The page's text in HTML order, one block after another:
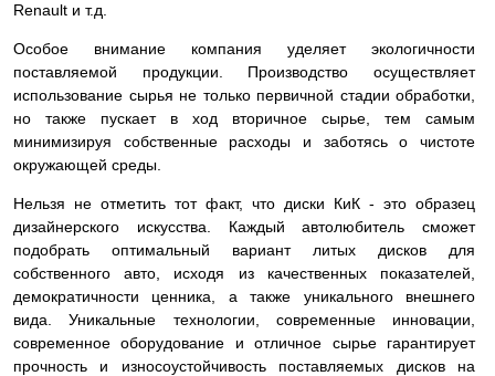
Renault и т.д.
Особое внимание компания уделяет экологичности
поставляемой продукции. Производство осуществляет
использование сырья не только первичной стадии обработки,
но также пускает в ход вторичное сырье, тем самым
минимизируя собственные расходы и заботясь о чистоте
окружающей среды.
Нельзя не отметить тот факт, что диски КиК - это образец
дизайнерского искусства. Каждый автолюбитель сможет
подобрать оптимальный вариант литых дисков для
собственного авто, исходя из качественных показателей,
демократичности ценника, а также уникального внешнего
вида. Уникальные технологии, современные инновации,
современное оборудование и отличное сырье гарантирует
прочность и износоустойчивость поставляемых дисков на